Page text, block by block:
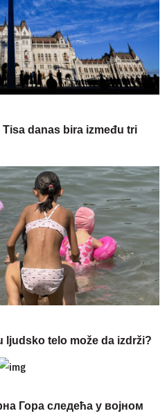
danas bira između tri
ljudsko telo može da izdrži?
Гора следећа у војном